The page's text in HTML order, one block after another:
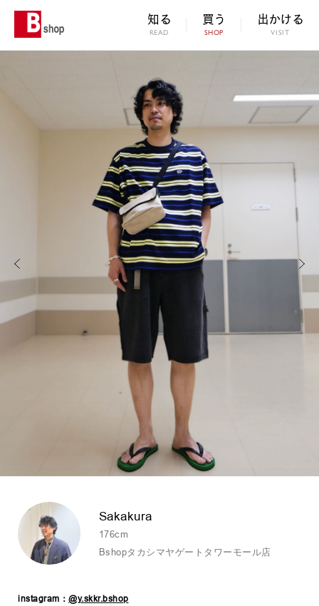
知る
READ
買う
SHOP
出かける
VISIT
Sakakura
176cm
Bshopタカシマヤゲートタワーモール店
instagram： @y.skkr.bshop